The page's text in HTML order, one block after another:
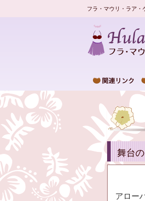
フラ・マウリ・ラア
舞台
アロー